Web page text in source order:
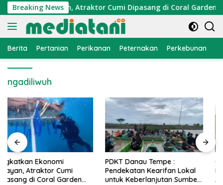
Langsung
ke
konten
Breaking News
Nelayan, Atraktor Cumi Dipasang di Coral Garden
Berita Pertanian Perikanan Peternakan Perkebunan
ngadiliwuh
PDKT Danau Tempe :
Pendekatan Kearifan Lokal
untuk Keberlanjutan Sumber
Cara Mengatasi Penyakit
PMK pada Sapi Perah Secara
Alami dan Medis